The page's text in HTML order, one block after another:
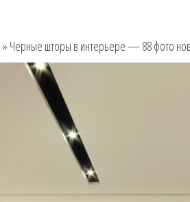
» Черные шторы в интерьере — 88 фото